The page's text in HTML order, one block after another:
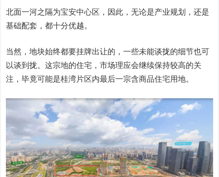
北面一河之隔为宝安中心区，因此，无论是产业规划，还是
基础配套，都十分优越。
当然，地块始终都要挂牌出让的，一些未能谈拢的细节也可
以谈到拢。这宗地的住宅，市场理应会继续保持较高的关
注，毕竟可能是桂湾片区内最后一宗含商品住宅用地。